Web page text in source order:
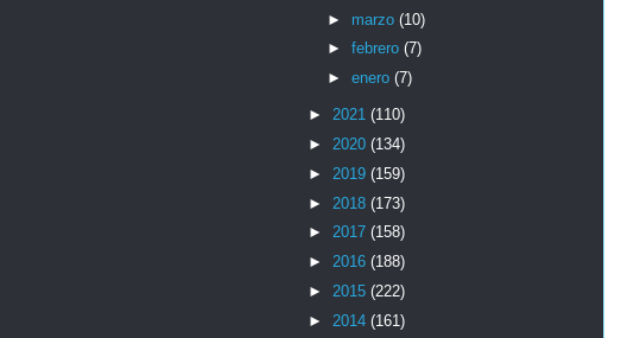
► marzo (10)
► febrero (7)
► enero (7)
► 2021 (110)
► 2020 (134)
► 2019 (159)
► 2018 (173)
► 2017 (158)
► 2016 (188)
► 2015 (222)
► 2014 (161)